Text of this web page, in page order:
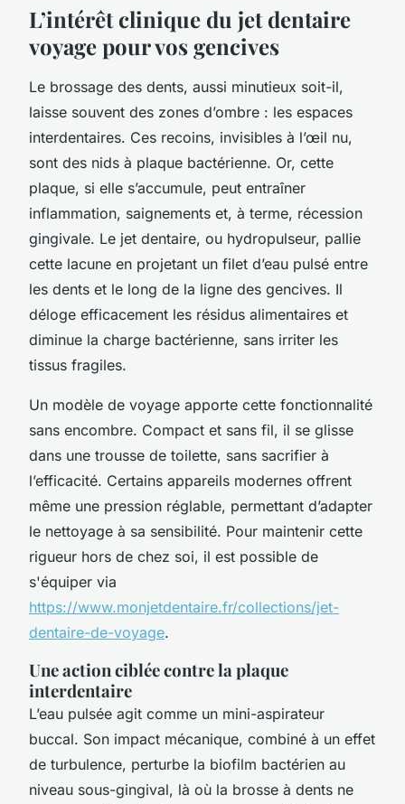
L’intérêt clinique du jet dentaire
voyage pour vos gencives
Le brossage des dents, aussi minutieux soit-il,
laisse souvent des zones d’ombre : les espaces
interdentaires. Ces recoins, invisibles à l’œil nu,
sont des nids à plaque bactérienne. Or, cette
plaque, si elle s’accumule, peut entraîner
inflammation, saignements et, à terme, récession
gingivale. Le jet dentaire, ou hydropulseur, pallie
cette lacune en projetant un filet d’eau pulsé entre
les dents et le long de la ligne des gencives. Il
déloge efficacement les résidus alimentaires et
diminue la charge bactérienne, sans irriter les
tissus fragiles.
Un modèle de voyage apporte cette fonctionnalité
sans encombre. Compact et sans fil, il se glisse
dans une trousse de toilette, sans sacrifier à
l’efficacité. Certains appareils modernes offrent
même une pression réglable, permettant d’adapter
le nettoyage à sa sensibilité. Pour maintenir cette
rigueur hors de chez soi, il est possible de
s'équiper via
https://www.monjetdentaire.fr/collections/jet-
dentaire-de-voyage.
Une action ciblée contre la plaque
interdentaire
L’eau pulsée agit comme un mini-aspirateur
buccal. Son impact mécanique, combiné à un effet
de turbulence, perturbe la biofilm bactérien au
niveau sous-gingival, là où la brosse à dents ne